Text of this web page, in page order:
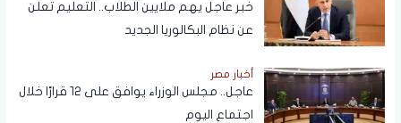
خبر عاجل يهم ملايين الطلاب.. التعليم تعلن
عن نظام البكالوريا الجديد
أخبار مصر
عاجل.. مجلس الوزراء يوافق على 12 قرارًا خلال
اجتماع اليوم